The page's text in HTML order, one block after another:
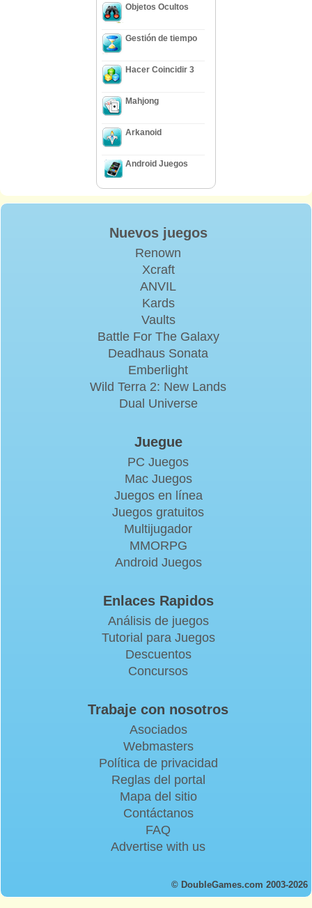
Objetos Ocultos
Gestión de tiempo
Hacer Coincidir 3
Mahjong
Arkanoid
Android Juegos
Nuevos juegos
Renown
Xcraft
ANVIL
Kards
Vaults
Battle For The Galaxy
Deadhaus Sonata
Emberlight
Wild Terra 2: New Lands
Dual Universe
Juegue
PC Juegos
Mac Juegos
Juegos en línea
Juegos gratuitos
Multijugador
MMORPG
Android Juegos
Enlaces Rapidos
Análisis de juegos
Tutorial para Juegos
Descuentos
Concursos
Trabaje con nosotros
Asociados
Webmasters
Política de privacidad
Reglas del portal
Mapa del sitio
Contáctanos
FAQ
Advertise with us
© DoubleGames.com 2003-2026